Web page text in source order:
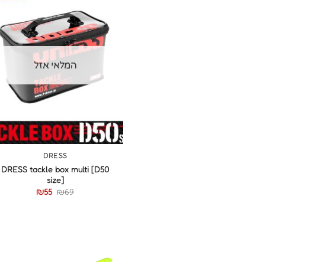
+
המלאי אזל
DRESS
DRESS tackle box multi [D50
size]
₪69
₪55